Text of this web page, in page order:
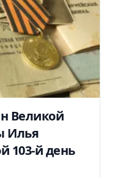
Великой
Илья
103-й день